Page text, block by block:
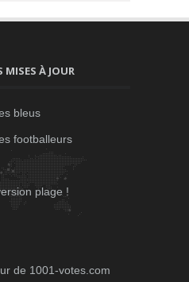
MISES À JOUR
bleus
footballeurs
plage !
de 1001-votes.com